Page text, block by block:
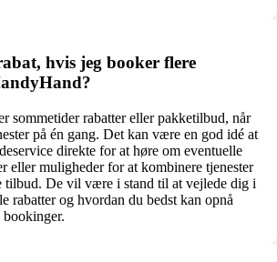
hvis jeg booker flere
sommetider rabatter eller pakketilbud, når
på én gang. Det kan være en god idé at
direkte for at høre om eventuelle
eller muligheder for at kombinere tjenester
tilbud. De vil være i stand til at vejlede dig i
rabatter og hvordan du bedst kan opnå
bookinger.